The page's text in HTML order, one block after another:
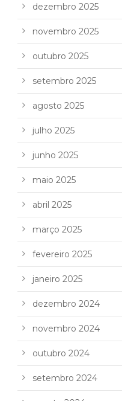
dezembro 2025
novembro 2025
outubro 2025
setembro 2025
agosto 2025
julho 2025
junho 2025
maio 2025
abril 2025
março 2025
fevereiro 2025
janeiro 2025
dezembro 2024
novembro 2024
outubro 2024
setembro 2024